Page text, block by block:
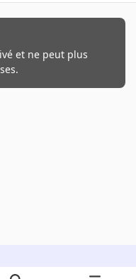
et ne peut plus